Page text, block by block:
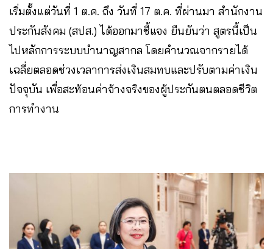
เริ่มตั้งแต่วันที่ 1 ต.ค. ถึง วันที่ 17 ต.ค. ที่ผ่านมา สำนักงาน
ประกันสังคม (สปส.) ได้ออกมาชี้แจง ยืนยันว่า สูตรนี้เป็น
ไปหลักการระบบบำนาญสากล โดยคำนวณจากรายได้
เฉลี่ยตลอดช่วงเวลาการส่งเงินสมทบและปรับตามค่าเงิน
ปัจจุบัน เพื่อสะท้อนค่าจ้างจริงของผู้ประกันตนตลอดชีวิต
การทำงาน